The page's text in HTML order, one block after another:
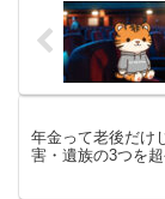
年金って老後だけ
害・遺族の3つを